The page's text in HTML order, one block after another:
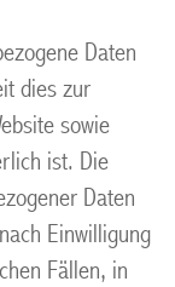
Daten
dies zur
sowie
ist. Die
Daten
Einwilligung
Fällen, in